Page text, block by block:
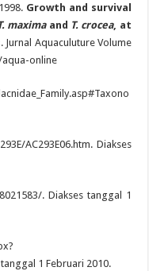
Growth and survival
maxima and T. crocea, at
. Jurnal Aquaculuture Volume
aqua-online
AC293E06.htm. Diakses
. Diakses tanggal 1
1 Februari 2010.